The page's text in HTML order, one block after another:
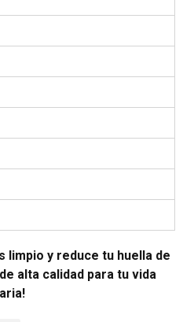
limpio y reduce tu huella de
alta calidad para tu vida